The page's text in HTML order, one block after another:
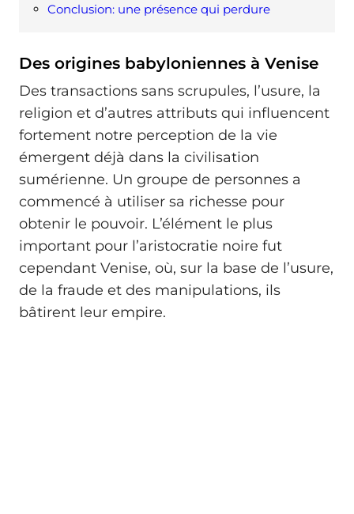
Conclusion: une présence qui perdure
Des origines babyloniennes à Venise
Des transactions sans scrupules, l’usure, la
religion et d’autres attributs qui influencent
fortement notre perception de la vie
émergent déjà dans la civilisation
sumérienne. Un groupe de personnes a
commencé à utiliser sa richesse pour
obtenir le pouvoir. L’élément le plus
important pour l’aristocratie noire fut
cependant Venise, où, sur la base de l’usure,
de la fraude et des manipulations, ils
bâtirent leur empire.